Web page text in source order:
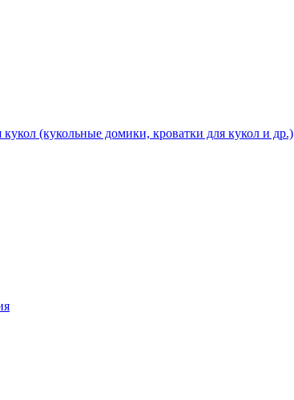
кукол (кукольные домики, кроватки для кукол и др.)